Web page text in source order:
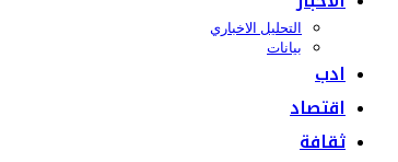
التحليل الاخباري
بيانات
ادب
اقتصاد
ثقافة